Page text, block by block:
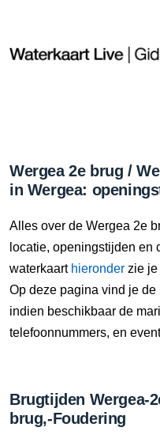
Wergea 2e brug /
in Wergea:
Alles over de Wergea 2e
locatie, openingstijden en
waterkaart hieronder zie je
Op deze pagina vind je
indien beschikbaar de
telefoonnummers, en
Brugtijden Wergea-
brug,-Foudering